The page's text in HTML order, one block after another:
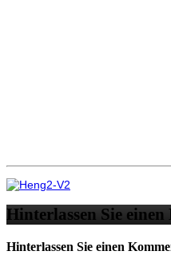
Hinterlassen Sie
Hinterlassen Sie einen